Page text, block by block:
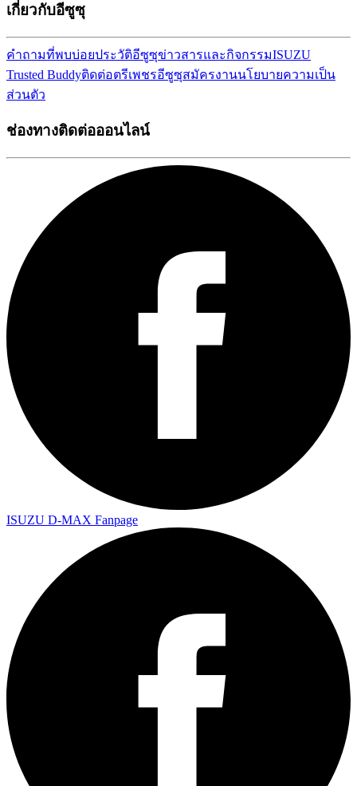
เกี่ยวกับอีซูซุ
คำถามที่พบบ่อยประวัติอีซูซุข่าวสารและกิจกรรมISUZU
Trusted Buddyติดต่อตรีเพชรอีซูซุสมัครงานนโยบายความเป็น
ส่วนตัว
ช่องทางติดต่อออนไลน์
ISUZU D-MAX Fanpage